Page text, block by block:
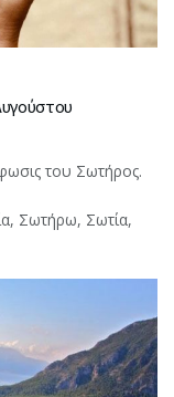
του Σωτήρος.
Σωτήρω, Σωτία,